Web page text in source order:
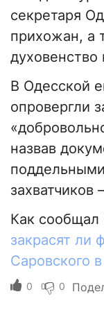
секретаря
прихожан, а
духовенство
В Одесской
опровергли
назвав
захватчиков
Как
закрасят ли
Саровского
0 0